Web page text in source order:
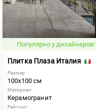
Популярно у дизайнеров!
Плитка Плаза Италия
Размер:
100x100 см
Материал:
Керамогранит
Рейтинг: